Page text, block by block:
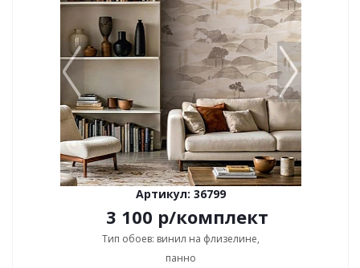
Артикул: 36799
3 100 р/комплект
Тип обоев: винил на флизелине,
панно